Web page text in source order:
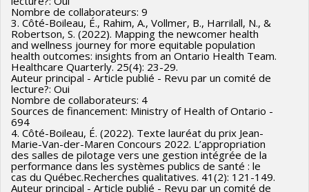
solutions.
Références / Citations / Sites web: Atelier interactif: du
pilotage à l’innovation au service des usagers & des
équipes. Direction des services multidisciplinaires, Centre
intégré de
santé et de services sociaux de la Montérégie-Centre.
- 2019/08 Co-animer un atelier sur le pilotage multi-niveaux
de la performance, Collaboration en R et D avec l'industrie
Groupe, organisation ou entreprise bénéficiant des
services: Centre intégré universitaire de santé et de
services sociaux de la Mauricie-et-du-Centre-du-Québec
Nombre de collaborateurs: 9
3. Côté-Boileau, É., Rahim, A., Vollmer, B., Harrilall, N., &
Robertson, S. (2022). Mapping the newcomer health
and wellness journey for more equitable population
health outcomes: insights from an Ontario Health Team.
Healthcare Quarterly. 25(4): 23-29.
Auteur principal - Article publié - Revu par un comité de
lecture?: Oui
Nombre de collaborateurs: 4
Sources de financement: Ministry of Health of Ontario -
694
4. Côté-Boileau, É. (2022). Texte lauréat du prix Jean-
Marie-Van-der-Maren Concours 2022. L’appropriation
des salles de pilotage vers une gestion intégrée de la
performance dans les systèmes publics de santé : le
cas du Québec.Recherches qualitatives. 41(2): 121-149.
Auteur principal - Article publié - Revu par un comité de